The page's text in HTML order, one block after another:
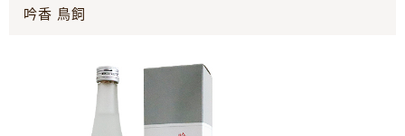
吟香 鳥飼